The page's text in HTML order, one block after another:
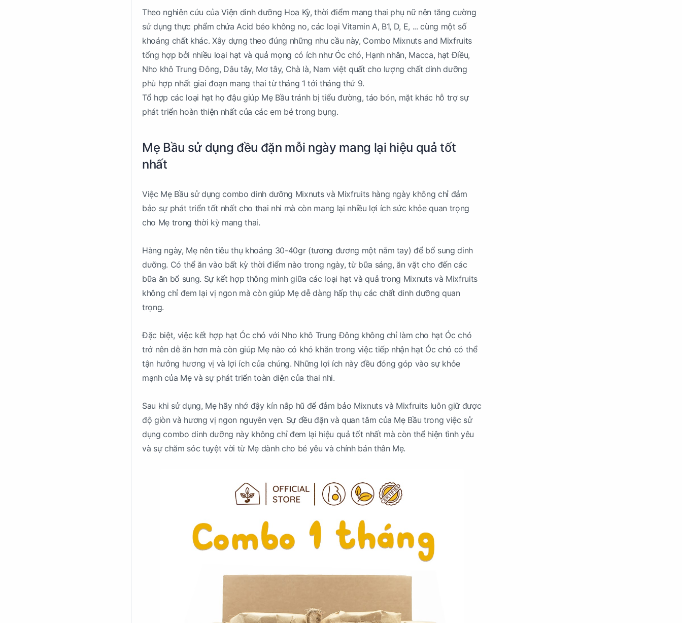
Theo nghiên cứu của Viện dinh dưỡng Hoa Kỳ, thời điểm mang thai phụ nữ nên tăng cường
sử dụng thực phẩm chứa Acid béo không no, các loại Vitamin A, B1, D, E, ... cùng một số
khoáng chất khác. Xây dựng theo đúng những nhu cầu này, Combo Mixnuts and Mixfruits
tổng hợp bởi nhiều loại hạt và quả mọng có ích như Óc chó, Hạnh nhân, Macca, hạt Điều,
Nho khô Trung Đông, Dâu tây, Mơ tây, Chà là, Nam việt quất cho lượng chất dinh dưỡng
phù hợp nhất giai đoạn mang thai từ tháng 1 tới tháng thứ 9.
Tổ hợp các loại hạt họ đậu giúp Mẹ Bầu tránh bị tiểu đường, táo bón, mặt khác hỗ trợ sự
phát triển hoàn thiện nhất của các em bé trong bụng.
Mẹ Bầu sử dụng đều đặn mỗi ngày mang lại hiệu quả tốt
nhất
Việc Mẹ Bầu sử dụng combo dinh dưỡng Mixnuts và Mixfruits hàng ngày không chỉ đảm
bảo sự phát triển tốt nhất cho thai nhi mà còn mang lại nhiều lợi ích sức khỏe quan trọng
cho Mẹ trong thời kỳ mang thai.
Hàng ngày, Mẹ nên tiêu thụ khoảng 30-40gr (tương đương một nắm tay) để bổ sung dinh
dưỡng. Có thể ăn vào bất kỳ thời điểm nào trong ngày, từ bữa sáng, ăn vặt cho đến các
bữa ăn bổ sung. Sự kết hợp thông minh giữa các loại hạt và quả trong Mixnuts và Mixfruits
không chỉ đem lại vị ngon mà còn giúp Mẹ dễ dàng hấp thụ các chất dinh dưỡng quan
trọng.
Đặc biệt, việc kết hợp hạt Óc chó với Nho khô Trung Đông không chỉ làm cho hạt Óc chó
trở nên dễ ăn hơn mà còn giúp Mẹ nào có khó khăn trong việc tiếp nhận hạt Óc chó có thể
tận hưởng hương vị và lợi ích của chúng. Những lợi ích này đều đóng góp vào sự khỏe
mạnh của Mẹ và sự phát triển toàn diện của thai nhi.
Sau khi sử dụng, Mẹ hãy nhớ đậy kín nắp hũ để đảm bảo Mixnuts và Mixfruits luôn giữ được
độ giòn và hương vị ngon nguyên vẹn. Sự đều đặn và quan tâm của Mẹ Bầu trong việc sử
dụng combo dinh dưỡng này không chỉ đem lại hiệu quả tốt nhất mà còn thể hiện tình yêu
và sự chăm sóc tuyệt vời từ Mẹ dành cho bé yêu và chính bản thân Mẹ.